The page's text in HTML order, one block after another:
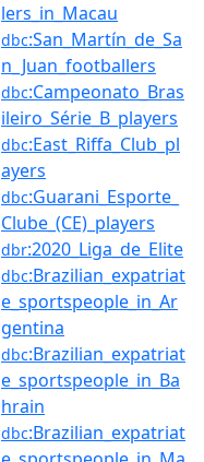
lers_in_Macau
dbc:San_Martín_de_Sa
n_Juan_footballers
dbc:Campeonato_Bras
ileiro_Série_B_players
dbc:East_Riffa_Club_pl
ayers
dbc:Guarani_Esporte_
Clube_(CE)_players
dbr:2020_Liga_de_Elite
dbc:Brazilian_expatriat
e_sportspeople_in_Ar
gentina
dbc:Brazilian_expatriat
e_sportspeople_in_Ba
hrain
dbc:Brazilian_expatriat